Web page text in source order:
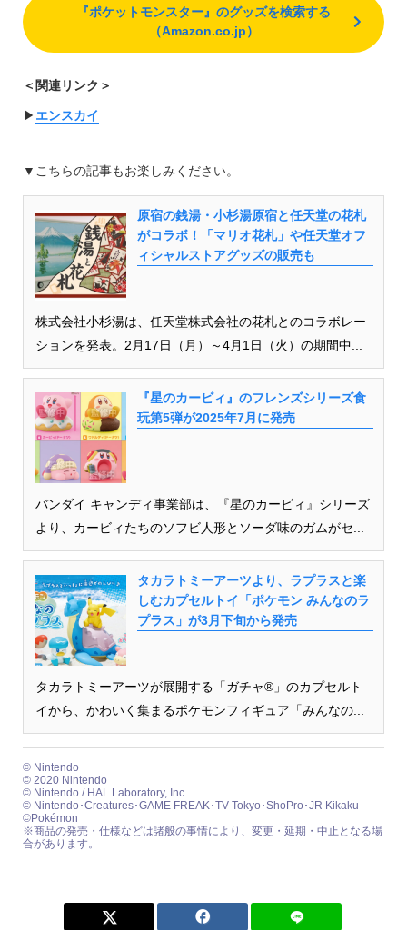
『ポケットモンスター』のグッズを検索する
（Amazon.co.jp）
＜関連リンク＞
▶︎ エンスカイ
▼こちらの記事もお楽しみください。
原宿の銭湯・小杉湯原宿と任天堂の花札
がコラボ！「マリオ花札」や任天堂オフ
ィシャルストアグッズの販売も
株式会社小杉湯は、任天堂株式会社の花札とのコラボレー
ションを発表。2月17日（月）～4月1日（火）の期間中...
『星のカービィ』のフレンズシリーズ食
玩第5弾が2025年7月に発売
バンダイ キャンディ事業部は、『星のカービィ』シリーズ
より、カービィたちのソフビ人形とソーダ味のガムがセ...
タカラトミーアーツより、ラプラスと楽
しむカプセルトイ「ポケモン みんなのラ
プラス」が3月下旬から発売
タカラトミーアーツが展開する「ガチャ®」のカプセルト
イから、かわいく集まるポケモンフィギュア「みんなの...
© Nintendo
© 2020 Nintendo
© Nintendo / HAL Laboratory, Inc.
© Nintendo･Creatures･GAME FREAK･TV Tokyo･ShoPro･JR Kikaku
©Pokémon
※商品の発売・仕様などは諸般の事情により、変更・延期・中止となる場
合があります。